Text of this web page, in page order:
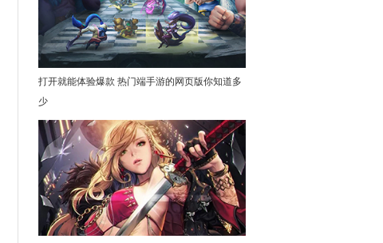
打开就能体验爆款 热门端手游的网页版你知道多
少